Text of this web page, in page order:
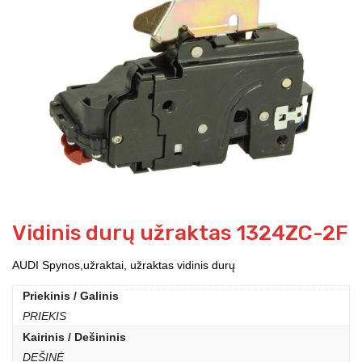
Vidinis durų užraktas 1324ZC-2F
AUDI Spynos,užraktai, užraktas vidinis durų
Priekinis / Galinis
PRIEKIS
Kairinis / Dešininis
DEŠINĖ